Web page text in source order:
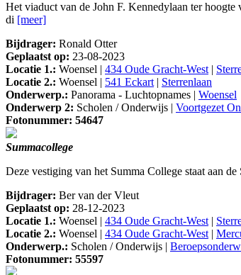
Het viaduct van de John F. Kennedylaan ter
di [meer]
Bijdrager: Ronald Otter
Geplaatst op: 23-08-2023
Locatie 1.: Woensel | 434 Oude Gracht-West|
Locatie 2.: Woensel | 541 Eckart| Sterrenlaan
Onderwerp.: Panorama - Luchtopnames | Woensel
Onderwerp 2: Scholen / Onderwijs | Voortgezet
Fotonummer: 54647
Summacollege
Deze vestiging van het Summa College staat aan
Bijdrager: Ber van der Vleut
Geplaatst op: 28-12-2023
Locatie 1.: Woensel | 434 Oude Gracht-West|
Locatie 2.: Woensel | 434 Oude Gracht-West|
Onderwerp.: Scholen / Onderwijs |
Fotonummer: 55597